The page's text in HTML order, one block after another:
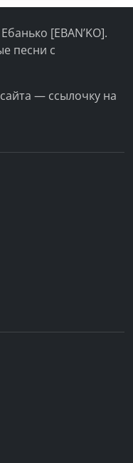
[EBAN’KO].
песни с
— ссылочку на